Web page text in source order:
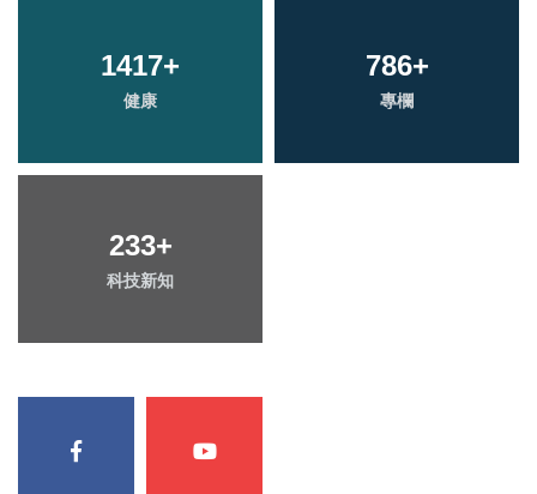
1417+
健康
786+
專欄
233+
科技新知